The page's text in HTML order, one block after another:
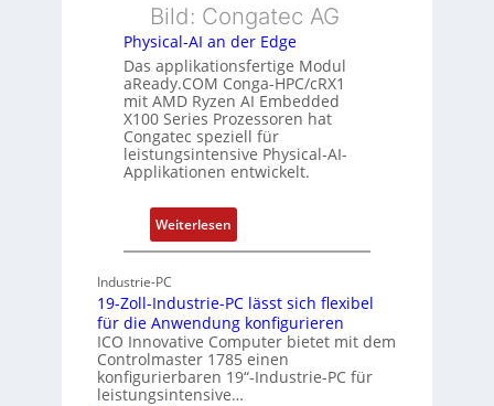
ü
b
e
r
w
a
c
h
u
n
g
i
s
t
u
n
g
e
E
t
h
e
r
c
a
t
-
A
c
h
i
t
e
Bild: Congatec AG
Physical-AI an der Edge
Das applikationsfertige Modul
aReady.COM Conga-HPC/cRX1
mit AMD Ryzen AI Embedded
X100 Series Prozessoren hat
Congatec speziell für
leistungsintensive Physical-AI-
Applikationen entwickelt.
Weiterlesen:
P
s
i
c
a
Industrie-PC
19-Zoll-Industrie-PC lässt sich flexibel
für die Anwendung konfigurieren
ICO Innovative Computer bietet mit dem
Controlmaster 1785 einen
konfigurierbaren 19“-Industrie-PC für
leistungsintensive…